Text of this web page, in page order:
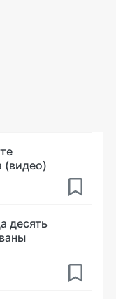
(видео)
десять